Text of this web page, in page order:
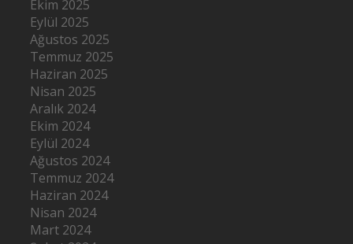
Ekim 2025
Eylül 2025
Ağustos 2025
Temmuz 2025
Haziran 2025
Nisan 2025
Aralık 2024
Ekim 2024
Eylül 2024
Ağustos 2024
Temmuz 2024
Haziran 2024
Nisan 2024
Mart 2024